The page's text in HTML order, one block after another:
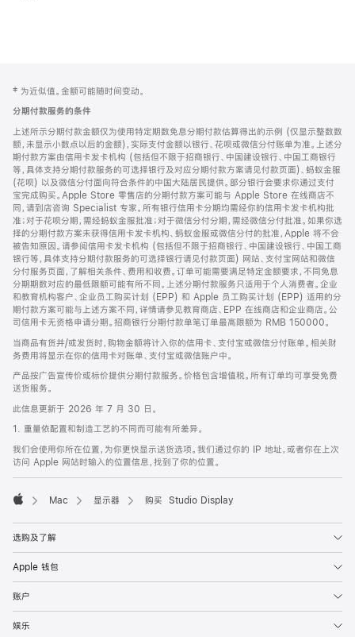
页
页
脚
注
‡ 为近似值。金额可能随时间变动。
分期付款服务的条件
上述所示分期付款金额仅为使用特定期数免息分期付款估算得出的示例 (仅显示整数数
额，未显示小数点以后的金额)，实际支付金额以银行、花呗或微信分付账单为准。上述分
期付款方案由信用卡发卡机构 (包括但不限于招商银行、中国建设银行、中国工商银行
等，具体支持分期付款服务的可选择银行及对应分期付款方案请见付款页面)、蚂蚁金服
(花呗) 以及微信分付面向符合条件的中国大陆居民提供。部分银行会要求你通过支付
宝完成购买。Apple Store 零售店的分期付款方案可能与 Apple Store 在线商店不
同，请到店咨询 Specialist 专家。所有银行信用卡分期均需经你的信用卡发卡机构批
准；对于花呗分期，需经蚂蚁金服批准；对于微信分付分期，需经微信分付批准。如果你选
择的分期付款方案未获得信用卡发卡机构、蚂蚁金服或微信分付的批准，Apple 将不会
被告知原因。请参阅信用卡发卡机构 (包括但不限于招商银行、中国建设银行、中国工商
银行等，具体支持分期付款服务的可选择银行请见付款页面) 网站、支付宝网站和微信
分付服务页面，了解相关条件、费用和收费。订单可能需要满足特定金额要求，不同免息
分期期数对应的最低限额可能有所不同。上述分期付款服务只适用于个人消费者。企业
和教育机构客户、企业员工购买计划 (EPP) 和 Apple 员工购买计划 (EPP) 适用的分
期付款方案可能与上述方案不同，详情请参见教育商店、EPP 在线商店和企业商店。公
司信用卡无资格申请分期。招商银行分期付款单笔订单最高限额为 RMB 150000。
当商品有货并/或发货时，购物金额将计入你的信用卡、支付宝或微信分付账单。相关财
务费用将显示在你的信用卡对账单、支付宝或微信账户中。
产品按广告宣传价或标价提供分期付款服务。价格包含增值税。所有订单均可享受免费
送货服务。
此信息更新于 2026 年 7 月 30 日。
1. 重量依配置和制造工艺的不同而可能有所差异。
我们会使用你所在位置，为你更快显示送货选项。我们通过你的 IP 地址，或者你在上次
访问 Apple 网站时输入的位置信息，找到了你的位置。
Mac 显示器 购买 Studio Display
选购及了解
Apple 钱包
账户
娱乐